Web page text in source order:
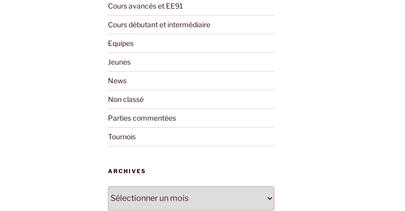
Cours avancés et EE91
Cours débutant et intermédiaire
Equipes
Jeunes
News
Non classé
Parties commentées
Tournois
ARCHIVES